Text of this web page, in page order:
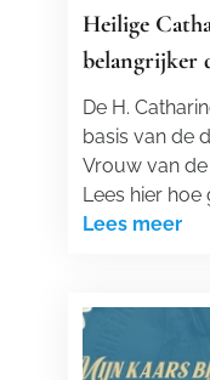
Heilige
belangrijker
De H.
basis van de
Vrouw van
Lees hier hoe
Lees meer